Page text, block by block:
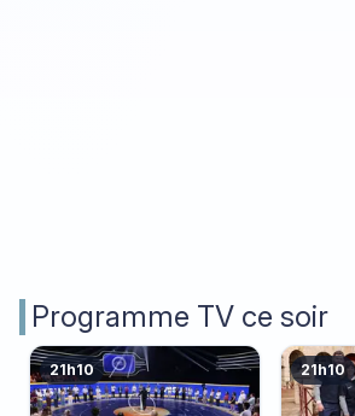
Programme TV ce soir
21h10 21h10